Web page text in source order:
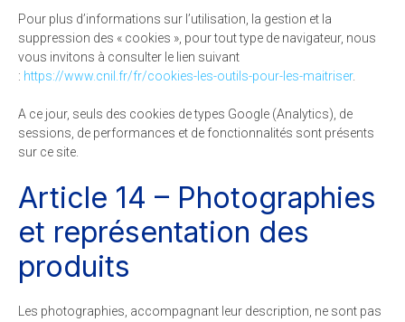
Pour plus d’informations sur l’utilisation, la gestion et la
suppression des « cookies », pour tout type de navigateur, nous
vous invitons à consulter le lien suivant
: https://www.cnil.fr/fr/cookies-les-outils-pour-les-maitriser.
A ce jour, seuls des cookies de types Google (Analytics), de
sessions, de performances et de fonctionnalités sont présents
sur ce site.
Article 14 – Photographies
et représentation des
produits
Les photographies, accompagnant leur description, ne sont pas